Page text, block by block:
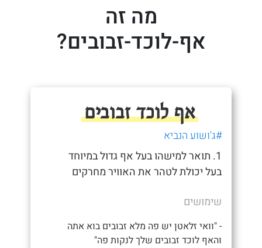
מה זה
אף-לוכד-זבובים?
אף לוכד זבובים
#ג'ושוע הנביא
1. תואר למישהו בעל אף גדול במיוחד
בעל יכולת לטהר את האוויר מחרקים
שימושים
- "וואי זלאטן יש פה מלא זבובים בוא אתה
והאף לוכד זבובים שלך לנקות פה"